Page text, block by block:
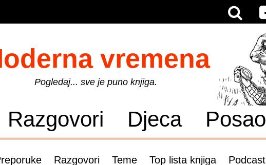
vremena
Pogledaj... sve je puno knjiga.
Razgovori Djeca Posao
Razgovori Teme Top lista knjiga Podcast